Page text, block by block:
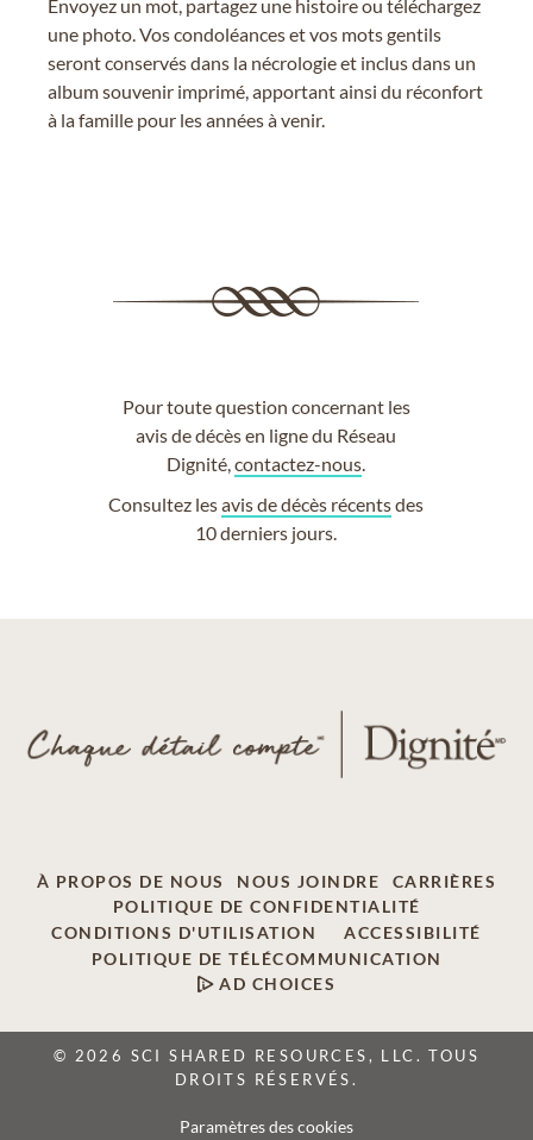
Envoyez un mot, partagez une histoire ou téléchargez
une photo. Vos condoléances et vos mots gentils
seront conservés dans la nécrologie et inclus dans un
album souvenir imprimé, apportant ainsi du réconfort
à la famille pour les années à venir.
Pour toute question concernant les
avis de décès en ligne du Réseau
Dignité,contactez-nous
Consultez lesavis de décès récentsdes
10 derniers jours.
À PROPOS DE NOUS NOUS JOINDRE
CARRIÈRES
POLITIQUE DE CONFIDENTIALITÉ
CONDITIONS D'UTILISATION
ACCESSIBILITÉ
POLITIQUE DE TÉLÉCOMMUNICATION
AD CHOICES
© 2026 SCI SHARED RESOURCES, LLC. TOUS
DROITS RÉSERVÉS.
Paramètres des cookies